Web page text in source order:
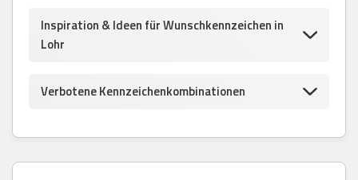
Inspiration & Ideen für Wunschkennzeichen in
Lohr
Verbotene Kennzeichenkombinationen